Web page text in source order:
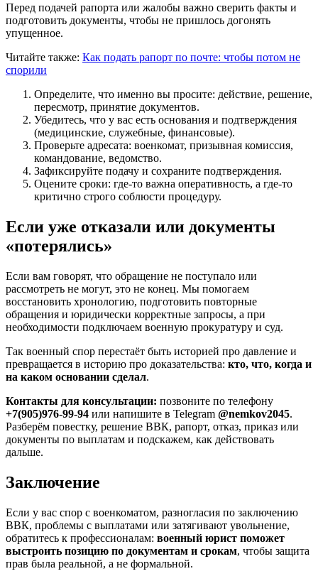
Перед подачей рапорта или жалобы важно сверить факты и
подготовить документы, чтобы не пришлось догонять
упущенное.
Читайте также: Как подать рапорт по почте: чтобы потом не
спорили
Определите, что именно вы просите: действие, решение,
пересмотр, принятие документов.
Убедитесь, что у вас есть основания и подтверждения
(медицинские, служебные, финансовые).
Проверьте адресата: военкомат, призывная комиссия,
командование, ведомство.
Зафиксируйте подачу и сохраните подтверждения.
Оцените сроки: где-то важна оперативность, а где-то
критично строго соблюсти процедуру.
Если уже отказали или документы
«потерялись»
Если вам говорят, что обращение не поступало или
рассмотреть не могут, это не конец. Мы помогаем
восстановить хронологию, подготовить повторные
обращения и юридически корректные запросы, а при
необходимости подключаем военную прокуратуру и суд.
Так военный спор перестаёт быть историей про давление и
превращается в историю про доказательства: кто, что, когда и
на каком основании сделал.
Контакты для консультации: позвоните по телефону
+7(905)976-99-94 или напишите в Telegram @nemkov2045.
Разберём повестку, решение ВВК, рапорт, отказ, приказ или
документы по выплатам и подскажем, как действовать
дальше.
Заключение
Если у вас спор с военкоматом, разногласия по заключению
ВВК, проблемы с выплатами или затягивают увольнение,
обратитесь к профессионалам: военный юрист поможет
выстроить позицию по документам и срокам, чтобы защита
прав была реальной, а не формальной.